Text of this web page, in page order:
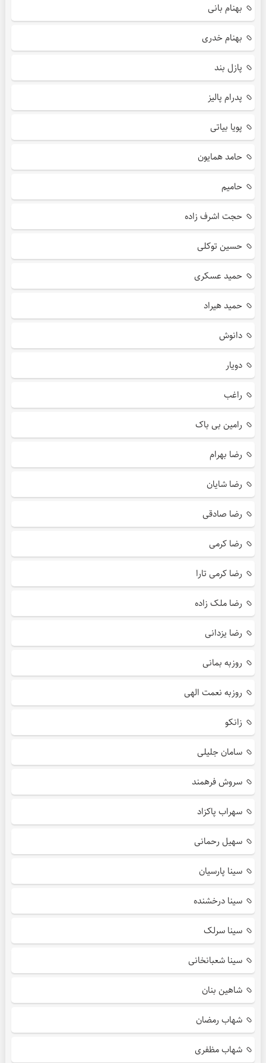
بهنام بانی
بهنام خدری
پازل بند
پدرام پالیز
پویا بیاتی
حامد همایون
حامیم
حجت اشرف زاده
حسین توکلی
حمید عسکری
حمید هیراد
دانوش
دویار
راغب
رامین بی باک
رضا بهرام
رضا شایان
رضا صادقی
رضا کرمی
رضا کرمی تارا
رضا ملک زاده
رضا یزدانی
روزبه بمانی
روزبه نعمت الهی
زانکو
سامان جلیلی
سروش فرهمند
سهراب پاکزاد
سهیل رحمانی
سینا پارسیان
سینا درخشنده
سینا سرلک
سینا شعبانخانی
شاهین بنان
شهاب رمضان
شهاب مظفری